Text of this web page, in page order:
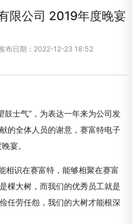
限公司 2019年度晚宴
布日期：2022-12-23 18:52
鼓士气”，为表达一年来为公司发
的全体人员的谢意，赛富特电子
宴。
相识在赛富特，能够相聚在赛富
棵大树，而我们的优秀员工就是
任劳任怨，我们的大树才能根深